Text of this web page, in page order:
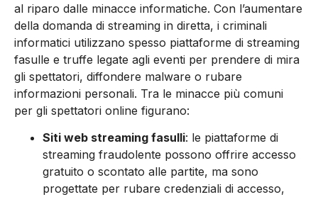
al riparo dalle minacce informatiche. Con l’aumentare
della domanda di streaming in diretta, i criminali
informatici utilizzano spesso piattaforme di streaming
fasulle e truffe legate agli eventi per prendere di mira
gli spettatori, diffondere malware o rubare
informazioni personali. Tra le minacce più comuni
per gli spettatori online figurano:
Siti web streaming fasulli: le piattaforme di
streaming fraudolente possono offrire accesso
gratuito o scontato alle partite, ma sono
progettate per rubare credenziali di accesso,